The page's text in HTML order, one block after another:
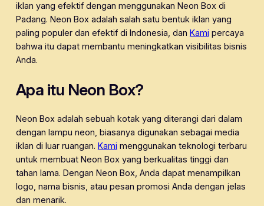
iklan yang efektif dengan menggunakan Neon Box di
Padang. Neon Box adalah salah satu bentuk iklan yang
paling populer dan efektif di Indonesia, dan Kami percaya
bahwa itu dapat membantu meningkatkan visibilitas bisnis
Anda.
Apa itu Neon Box?
Neon Box adalah sebuah kotak yang diterangi dari dalam
dengan lampu neon, biasanya digunakan sebagai media
iklan di luar ruangan. Kami menggunakan teknologi terbaru
untuk membuat Neon Box yang berkualitas tinggi dan
tahan lama. Dengan Neon Box, Anda dapat menampilkan
logo, nama bisnis, atau pesan promosi Anda dengan jelas
dan menarik.